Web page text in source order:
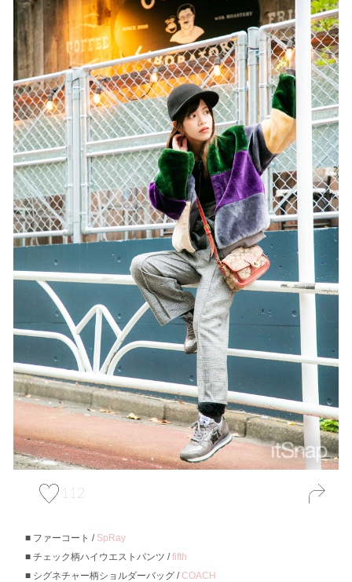
112
ファーコート / SpRay
チェック柄ハイウエストパンツ /fifth
シグネチャー柄ショルダーバッグ /COACH